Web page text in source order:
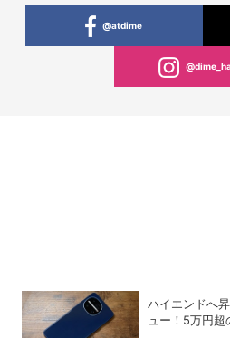
@atdime
ハイエンドへ
ュー！5万円